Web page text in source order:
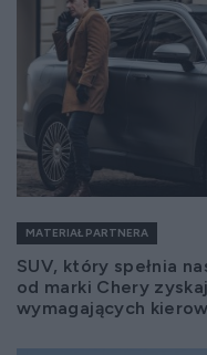
MATERIAŁ PARTNERA
SUV, który spełnia
od marki Chery
wymagających